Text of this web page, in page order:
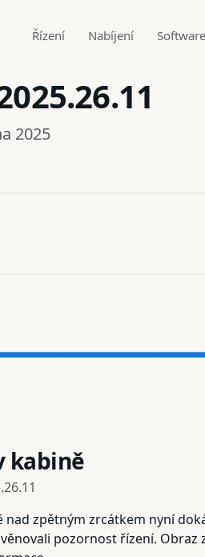
Řízení Nabíjení Software
2025
kabině
nad zpětným zrcátkem nyní
pozornost řízení.